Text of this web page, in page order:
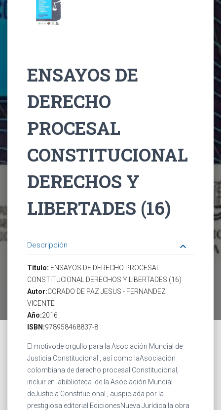
ENSAYOS DE
DERECHO
PROCESAL
CONSTITUCIONAL
DERECHOS Y
LIBERTADES (16)
Descripción keyboard_arrow_down
Título: ENSAYOS DE DERECHO PROCESAL
CONSTITUCIONAL DERECHOS Y LIBERTADES (16)
Autor:CORADO DE PAZ JESUS - FERNANDEZ
VICENTE
Año:2016
ISBN:978958468837-8
El motivode orgullo para la Asociación Mundial de
Justicia Constitucional , así como laAsociación
colombiana de derecho procesal Constitucional,
incluir en labiblioteca de la Asociación Mundial
deJusticia Constitucional , auspiciada por la
prestigiosa editorial EdicionesNueva Jurídica la obra